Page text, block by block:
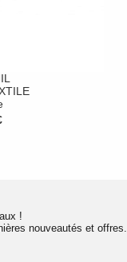
!
nouveautés et offres.